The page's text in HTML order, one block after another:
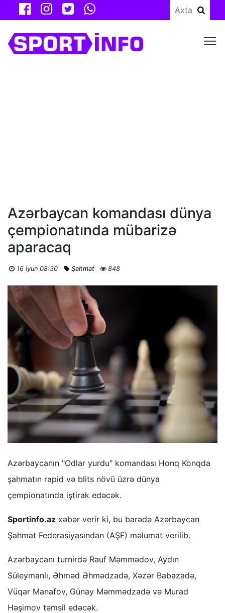
Azərbaycan komandası dünya
çempionatında mübarizə
aparacaq
16 İyun 08:30 Şahmat 848
Azərbaycanın "Odlar yurdu" komandası Honq Konqda
şahmatın rapid və blits növü üzrə dünya
çempionatında iştirak edəcək.
Sportinfo.az xəbər verir ki, bu barədə Azərbaycan
Şahmat Federasiyasından (AŞF) məlumat verilib.
Azərbaycanı turnirdə Rauf Məmmədov, Aydın
Süleymanlı, Əhməd Əhmədzadə, Xəzər Babazadə,
Vüqar Manafov, Günay Məmmədzadə və Murad
Həşimov təmsil edəcək.